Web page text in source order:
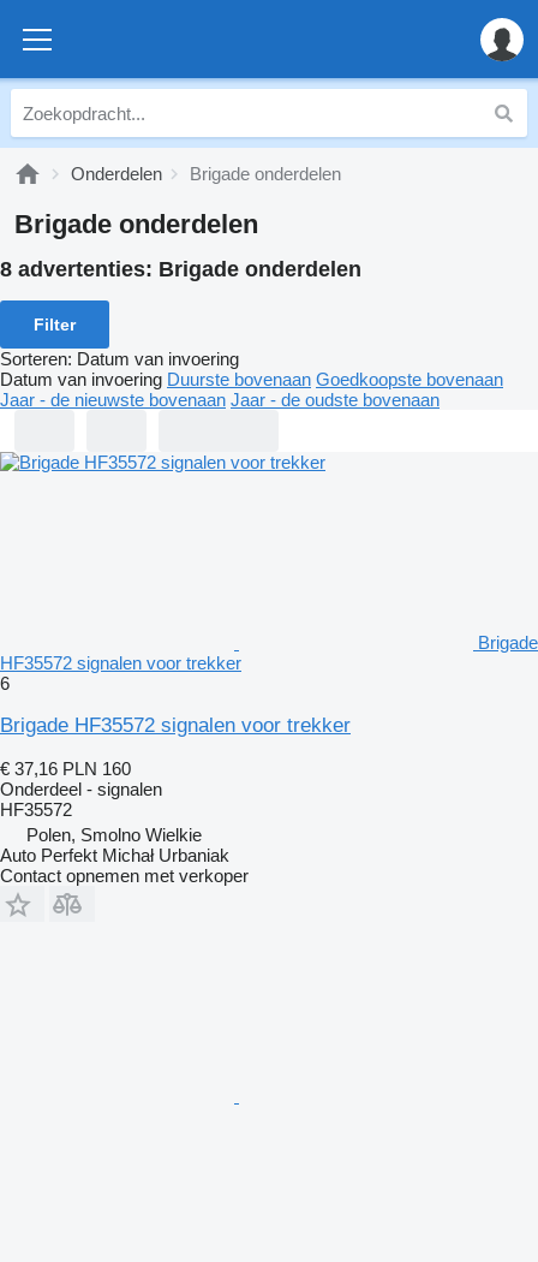
Onderdelen Brigade onderdelen
Brigade onderdelen
8 advertenties: Brigade onderdelen
Filter
Sorteren: Datum van invoering
Datum van invoering Duurste bovenaan Goedkoopste bovenaan
Jaar - de nieuwste bovenaan Jaar - de oudste bovenaan
Brigade
HF35572 signalen voor trekker
6
Brigade HF35572 signalen voor trekker
€ 37,16 PLN 160
Onderdeel - signalen
HF35572
Polen, Smolno Wielkie
Auto Perfekt Michał Urbaniak
Contact opnemen met verkoper